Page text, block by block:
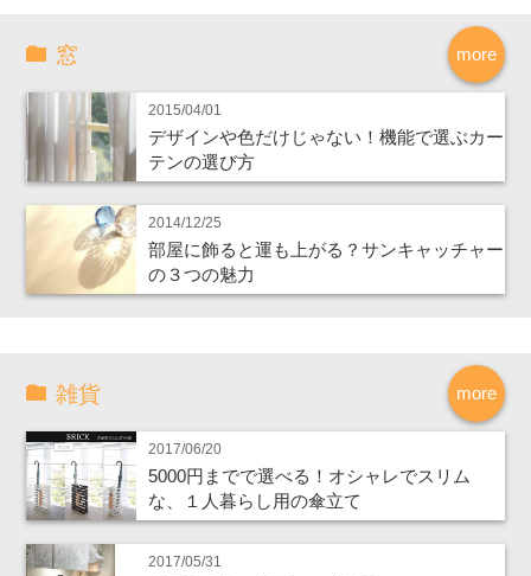
more
窓
2015/04/01
デザインや色だけじゃない！機能で選ぶカー
テンの選び方
2014/12/25
部屋に飾ると運も上がる？サンキャッチャー
の３つの魅力
more
雑貨
2017/06/20
5000円までで選べる！オシャレでスリム
な、１人暮らし用の傘立て
2017/05/31